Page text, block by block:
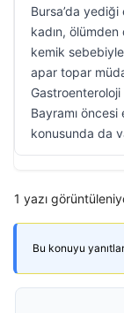
Bursa’da
kadın,
kemik
apar topar
Bayramı
konusunda da
1 yazı
Bu konuyu